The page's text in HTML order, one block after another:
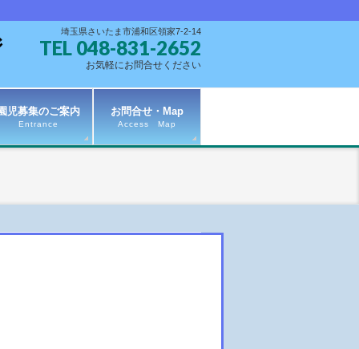
埼玉県さいたま市浦和区領家7-2-14
TEL 048-831-2652
お気軽にお問合せください
児募集のご案内
Entrance
お問合せ・Map
Access Map